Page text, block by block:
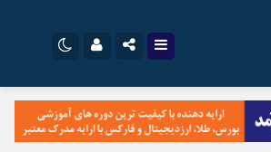
تلگرام
ایتا